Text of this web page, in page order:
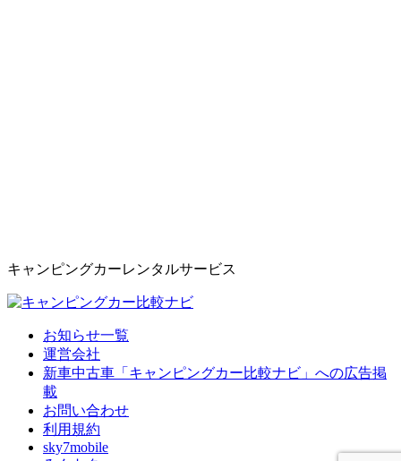
キャンピングカーレンタルサービス
お知らせ一覧
運営会社
新車中古車「キャンピングカー比較ナビ」への広告掲
載
お問い合わせ
利用規約
sky7mobile